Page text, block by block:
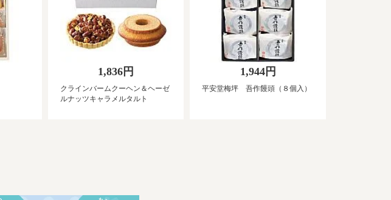
1,836円
クラインバームクーヘン＆ヘーゼ
ルナッツキャラメルタルト
1,944円
平安堂梅坪 吾作饅頭（８個入）